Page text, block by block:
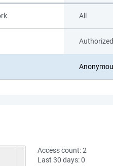
All
Access count:2
Last 30 days:0